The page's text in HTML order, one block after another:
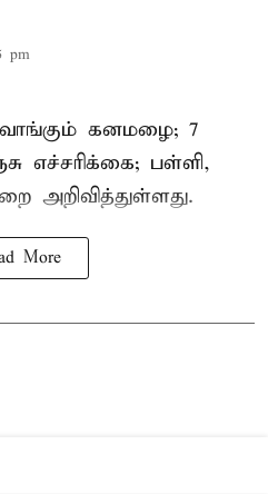
pm
கனமழை; 7
எச்சரிக்கை; பள்ளி,
அறிவித்துள்ளது.
More